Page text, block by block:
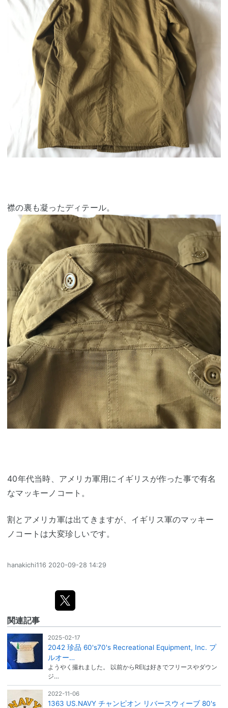
襟の裏も凝ったディテール。
40年代当時、アメリカ軍用にイギリスが作った事で有名
なマッキーノコート。
割とアメリカ軍は出てきますが、イギリス軍のマッキー
ノコートは大変珍しいです。
hanakichi116 2020-09-28 14:29
関連記事
2025-02-17
2042 珍品 60's70's Recreational Equipment, Inc. プ
ルオー…
ようやく撮れました。 以前からREIは好きでフリースやダウン
ジ…
2022-11-06
1363 US.NAVY チャンピオン リバースウィーブ 80's